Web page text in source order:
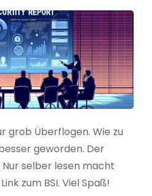
grob Überflogen. Wie zu
geworden. Der
Nur selber lesen macht
zum BSI. Viel Spaß!